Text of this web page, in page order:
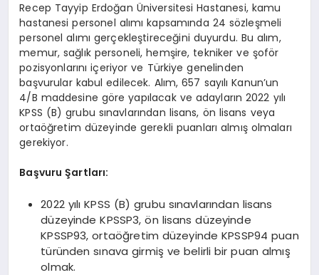
Recep Tayyip Erdoğan Üniversitesi Hastanesi, kamu
hastanesi personel alımı kapsamında 24 sözleşmeli
personel alımı gerçekleştireceğini duyurdu. Bu alım,
memur, sağlık personeli, hemşire, tekniker ve şoför
pozisyonlarını içeriyor ve Türkiye genelinden
başvurular kabul edilecek. Alım, 657 sayılı Kanun’un
4/B maddesine göre yapılacak ve adayların 2022 yılı
KPSS (B) grubu sınavlarından lisans, ön lisans veya
ortaöğretim düzeyinde gerekli puanları almış olmaları
gerekiyor.
Başvuru Şartları:
2022 yılı KPSS (B) grubu sınavlarından lisans
düzeyinde KPSSP3, ön lisans düzeyinde
KPSSP93, ortaöğretim düzeyinde KPSSP94 puan
türünden sınava girmiş ve belirli bir puan almış
olmak.